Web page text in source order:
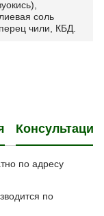
соль
чили, КБД.
Консультация
по адресу
по